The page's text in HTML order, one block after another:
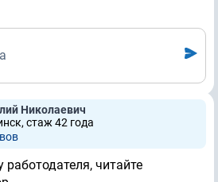
Николаевич
стаж 42 годa
работодателя, читайте